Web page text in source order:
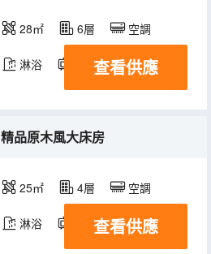
28㎡ 6層 空調
淋浴 電視機
查看供應
精品原木風大床房
25㎡ 4層 空調
淋浴 電視機
查看供應